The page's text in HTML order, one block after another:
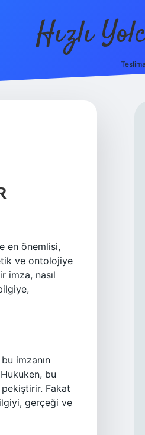
Hızlı
en önemlisi,
ve ontolojiye
imza, nasıl
imzanın
bu
pekiştirir. Fakat
gerçeği ve